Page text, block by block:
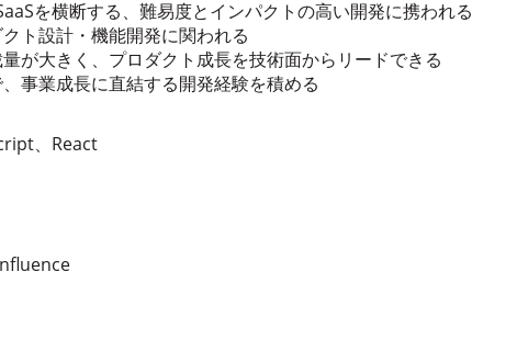
を横断する、難易度とインパクトの高い開発に携われる
ト設計・機能開発に関われる
が大きく、プロダクト成長を技術面からリードできる
事業成長に直結する開発経験を積める
、React